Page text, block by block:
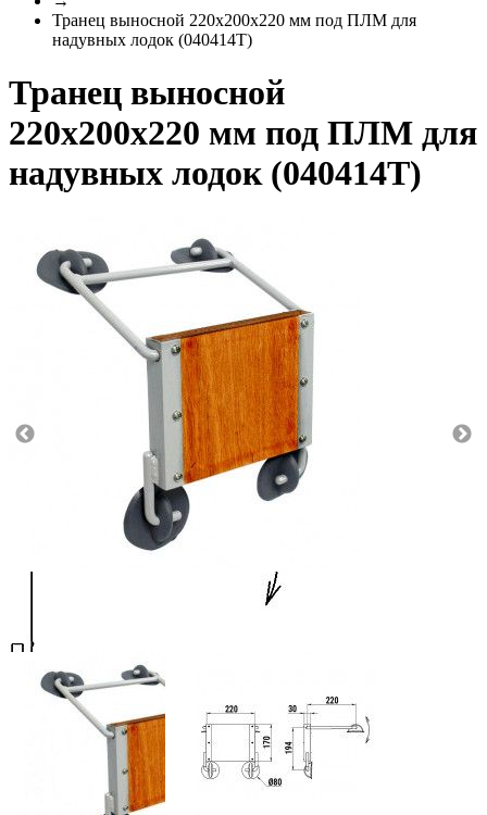
Транец выносной 220х200х220 мм под ПЛМ для
надувных лодок (040414Т)
Транец выносной
220х200х220 мм под ПЛМ для
надувных лодок (040414Т)